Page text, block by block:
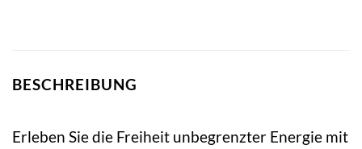
BESCHREIBUNG
Erleben Sie die Freiheit unbegrenzter Energie mit